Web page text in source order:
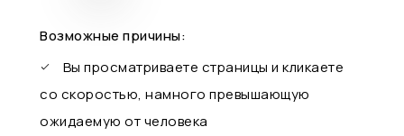
Возможные причины:
Вы просматриваете страницы и кликаете
со скоростью, намного превышающую
ожидаемую от человека